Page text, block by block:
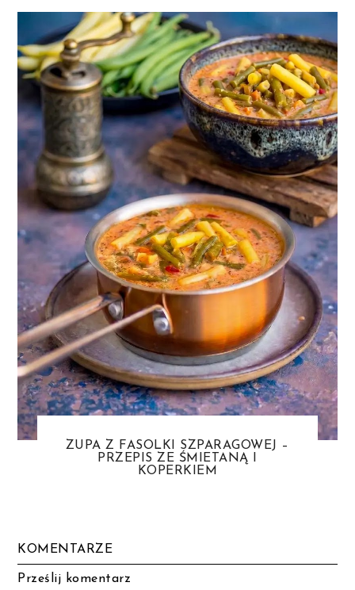
ZUPA Z FASOLKI SZPARAGOWEJ –
PRZEPIS ZE ŚMIETANĄ I
KOPERKIEM
KOMENTARZE
Prześlij komentarz